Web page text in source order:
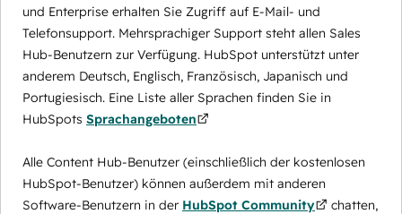
und Enterprise erhalten Sie Zugriff auf E-Mail- und
Telefonsupport. Mehrsprachiger Support steht allen Sales
Hub-Benutzern zur Verfügung. HubSpot unterstützt unter
anderem Deutsch, Englisch, Französisch, Japanisch und
Portugiesisch. Eine Liste aller Sprachen finden Sie in
HubSpots Sprachangeboten
Alle Content Hub-Benutzer (einschließlich der kostenlosen
HubSpot-Benutzer) können außerdem mit anderen
Software-Benutzern in der HubSpot Community
chatten,